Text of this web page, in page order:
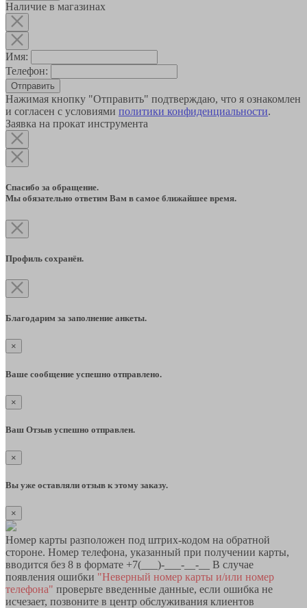
Наличие в магазинах
Имя:
Телефон:
Отправить
Нажимая кнопку "Отправить" подтверждаю, что я ознакомлен
и согласен с условиями политики конфиденциальности.
Заявка на прокат инструмента
Спасибо за обращение.
Мы обязательно ответим Вам в самое ближайшее время.
Профиль сохранён.
Благодарим за заполнение анкеты.
×
Ваше сообщение успешно отправлено.
×
Ваш Отзыв успешно отправлен.
×
Вы уже оставляли отзыв к этому заказу.
×
Номер карты разположен под штрих-кодом на обратной
стороне. Номер телефона, указанный при получении карты,
вводится без 8 в формате +7(___)-___-__-__ В случае
появления ошибки "Неверный номер карты и/или номер
телефона" проверьте введенные данные, если ошибка не
исчезает, позвоните в центр обслуживания клиентов